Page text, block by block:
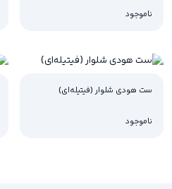
ناموجود
ست هودی شلوار (فیتیله‌ای)
ناموجود